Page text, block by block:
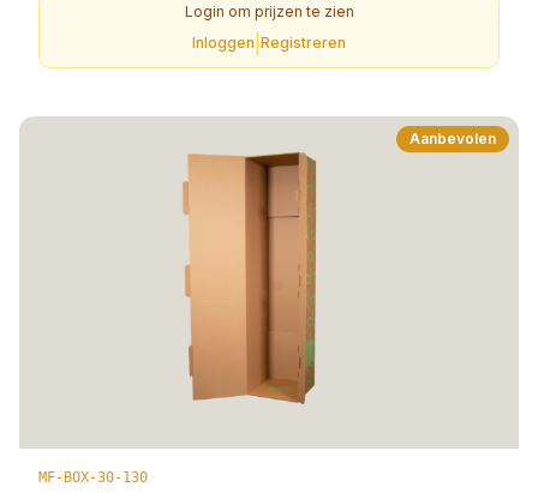
Login om prijzen te zien
Inloggen Registreren
Aanbevolen
MF-BOX-30-130